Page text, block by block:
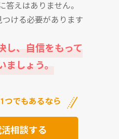
答えはありません。
つける必要があります
し、⾃信をもって
ましょう。
つでもあるなら
相談する